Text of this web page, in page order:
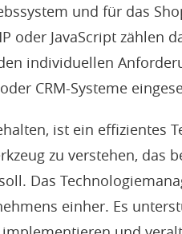
und für das
oder JavaScript zählen
individuellen
CRM-Systeme
ist ein effizientes
zu verstehen, das
Das
einher. Es